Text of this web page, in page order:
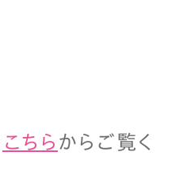
こちら からご覧く